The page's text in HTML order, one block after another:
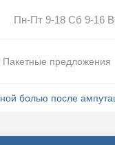
Пн-Пт 9-18 Сб 9-16
Пакетные предложения
болью после